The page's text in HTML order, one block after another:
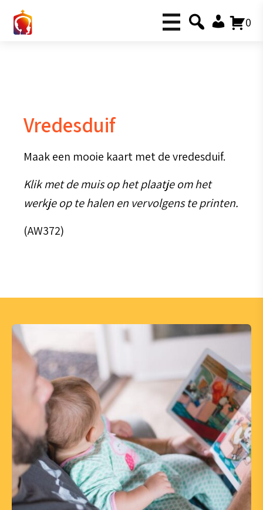
0
Vredesduif
Maak een mooie kaart met de vredesduif.
Klik met de muis op het plaatje om het
werkje op te halen en vervolgens te printen.
(AW372)